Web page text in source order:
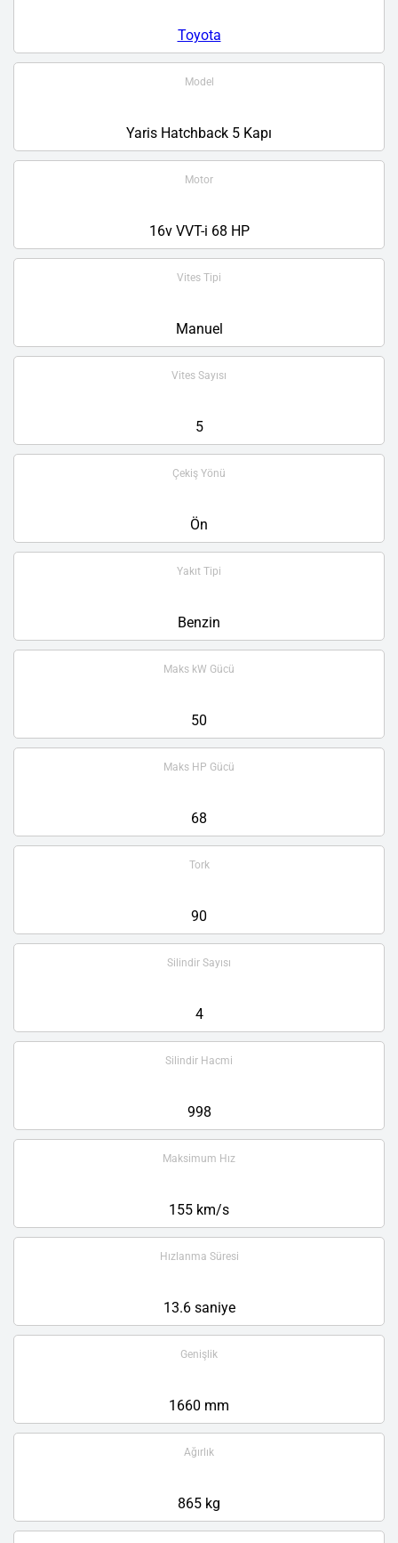
Toyota
Model
Yaris Hatchback 5 Kapı
Motor
16v VVT-i 68 HP
Vites Tipi
Manuel
Vites Sayısı
5
Çekiş Yönü
Ön
Yakıt Tipi
Benzin
Maks kW Gücü
50
Maks HP Gücü
68
Tork
90
Silindir Sayısı
4
Silindir Hacmi
998
Maksimum Hız
155 km/s
Hızlanma Süresi
13.6 saniye
Genişlik
1660 mm
Ağırlık
865 kg